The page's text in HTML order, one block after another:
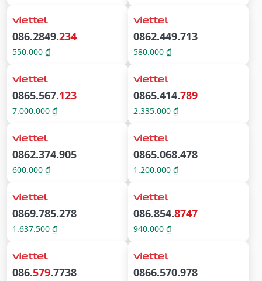
086.2849.234
550.000 ₫
0862.449.713
580.000 ₫
0865.567.123
7.000.000 ₫
0865.414.789
2.335.000 ₫
0862.374.905
600.000 ₫
0865.068.478
1.200.000 ₫
0869.785.278
1.637.500 ₫
086.854.8747
940.000 ₫
086.579.7738 0866.570.978